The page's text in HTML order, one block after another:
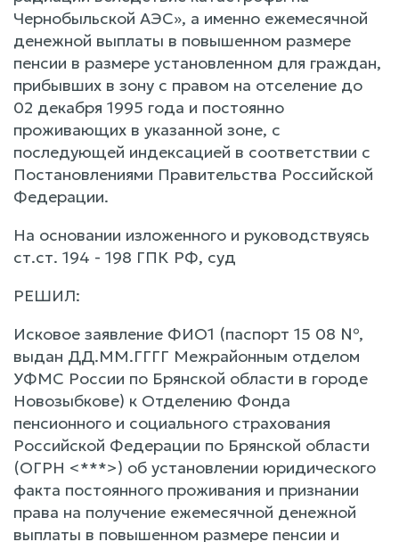
Чернобыльской АЭС», а именно ежемесячной
денежной выплаты в повышенном размере
пенсии в размере установленном для граждан,
прибывших в зону с правом на отселение до
02 декабря 1995 года и постоянно
проживающих в указанной зоне, с
последующей индексацией в соответствии с
Постановлениями Правительства Российской
Федерации.
На основании изложенного и руководствуясь
ст.ст. 194 - 198 ГПК РФ, суд
РЕШИЛ:
Исковое заявление ФИО1 (паспорт 15 08 №,
выдан ДД.ММ.ГГГГ Межрайонным отделом
УФМС России по Брянской области в городе
Новозыбкове) к Отделению Фонда
пенсионного и социального страхования
Российской Федерации по Брянской области
(ОГРН <***>) об установлении юридического
факта постоянного проживания и признании
права на получение ежемесячной денежной
выплаты в повышенном размере пенсии и